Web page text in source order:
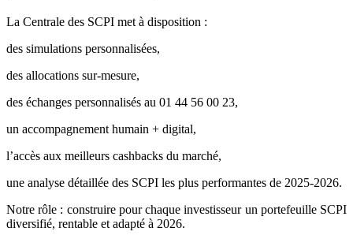
La Centrale des SCPI met à disposition :
des simulations personnalisées,
des allocations sur-mesure,
des échanges personnalisés au 01 44 56 00 23,
un accompagnement humain + digital,
l’accès aux meilleurs cashbacks du marché,
une analyse détaillée des SCPI les plus performantes de 2025-2026.
Notre rôle : construire pour chaque investisseur un portefeuille SCPI
diversifié, rentable et adapté à 2026.